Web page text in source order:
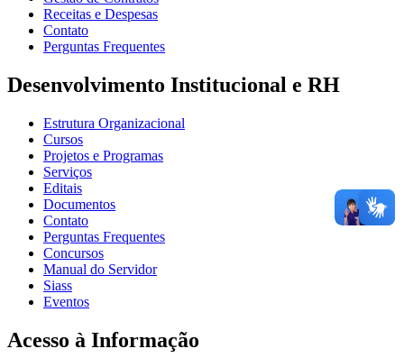
Receitas e Despesas
Contato
Perguntas Frequentes
Desenvolvimento Institucional e RH
Estrutura Organizacional
Cursos
Projetos e Programas
Serviços
Editais
Documentos
Contato
Perguntas Frequentes
Concursos
Manual do Servidor
Siass
Eventos
Acesso à Informação